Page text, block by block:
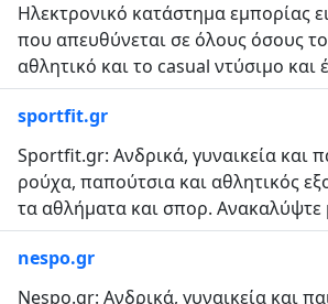
Ηλεκτρονικό κατάστημα εμπορίας
που απευθύνεται σε όλους όσους
αθλητικό και το casual ντύσιμο και
sportfit.gr
Sportfit.gr: Ανδρικά, γυναικεία και
ρούχα, παπούτσια και αθλητικός
τα αθλήματα και σπορ. Ανακαλύψτε
nespo.gr
Nespo.gr: Ανδρικά, γυναικεία και